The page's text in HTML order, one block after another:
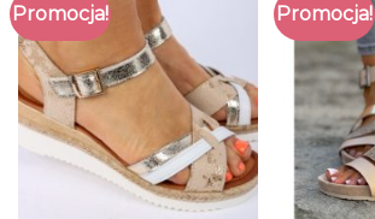
Promocja! Promocja!